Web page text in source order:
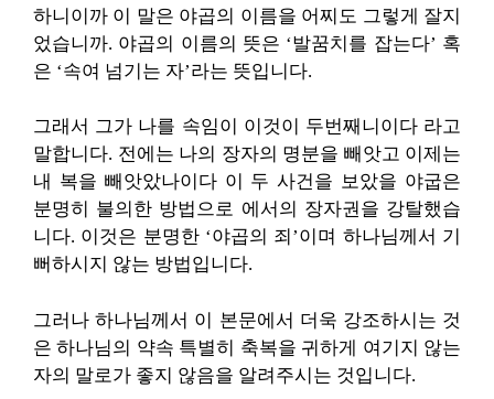
하니이까 이 말은 야곱의 이름을 어찌도 그렇게 잘지
었습니까. 야곱의 이름의 뜻은 ‘발꿈치를 잡는다’ 혹
은 ‘속여 넘기는 자’라는 뜻입니다.
그래서 그가 나를 속임이 이것이 두번째니이다 라고
말합니다. 전에는 나의 장자의 명분을 빼앗고 이제는
내 복을 빼앗았나이다 이 두 사건을 보았을 야굽은
분명히 불의한 방법으로 에서의 장자권을 강탈했습
니다. 이것은 분명한 ‘야곱의 죄’이며 하나님께서 기
뻐하시지 않는 방법입니다.
그러나 하나님께서 이 본문에서 더욱 강조하시는 것
은 하나님의 약속 특별히 축복을 귀하게 여기지 않는
자의 말로가 좋지 않음을 알려주시는 것입니다.